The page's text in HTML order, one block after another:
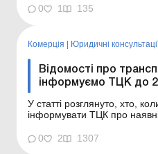
неподання цієї
грудня 2025 року
0 1 135
Комерція | Юридичні
Відомості про
інформуємо ТЦК до
У статті розглянуто, хто,
інформувати ТЦК про
неподання цієї інформації.
власні транспортні засоби,
0 2 1307